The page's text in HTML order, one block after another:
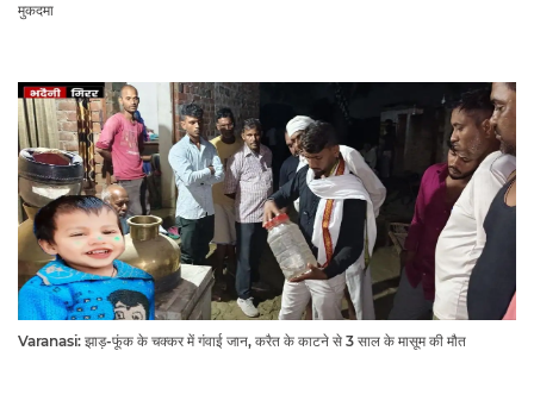
मुकदमा
Varanasi: झाड़-फूंक के चक्कर में गंवाई जान, करैत के काटने से 3 साल के मासूम की मौत